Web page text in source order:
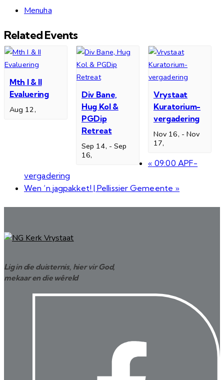
Menuha
Related Events
Mth I & II
Evaluering
Aug 12,
Div Bane,
Hug Kol &
PGDip
Retreat
Sep 14, - Sep
16,
Vrystaat
Kuratorium-
vergadering
Nov 16, - Nov
17,
« 09:00 APF-
vergadering
Wen ‘n jagpakket! | Pellissier Gemeente »
Lig in die duisternis, hier vir God,
mekaar en die wêreld